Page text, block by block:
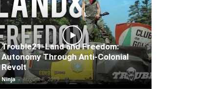
Trouble21-Land and Freedom:
Autonomy Through Anti-Colonial
Revolt
Ninja - August 8, 2019